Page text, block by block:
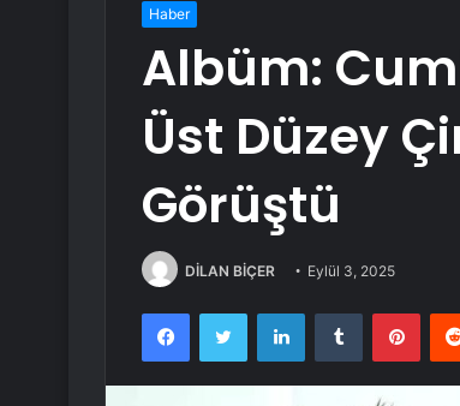
Haber
Albüm:
Üst Düzey
Görüştü
DİLAN BİÇER Eylül 3, 2025
FacebookTwitter LinkedInTumblr